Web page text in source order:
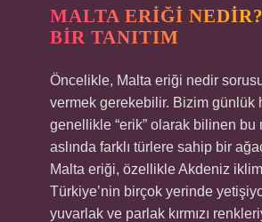
MALTA ERIĞI
BIR TANITIM
Öncelikle, Malta eriği nedir
vermek gerekebilir. Bizim günlük
genellikle “erik” olarak bilinen bu
aslında farklı türlere sahip bir
Malta eriği, özellikle Akdeniz
Türkiye’nin birçok yerinde
yuvarlak ve parlak kırmızı